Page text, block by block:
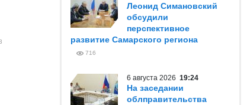
Леонид Симановский
обсудили
перспективное
развитие Самарского региона
716
6 августа 2026 19:24
На заседании
облправительства